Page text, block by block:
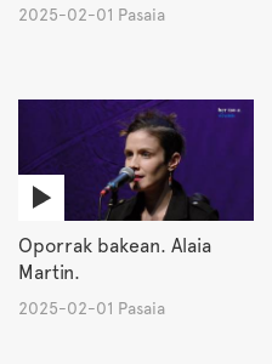
2025-02-01 Pasaia
Oporrak bakean. Alaia
Martin.
2025-02-01 Pasaia